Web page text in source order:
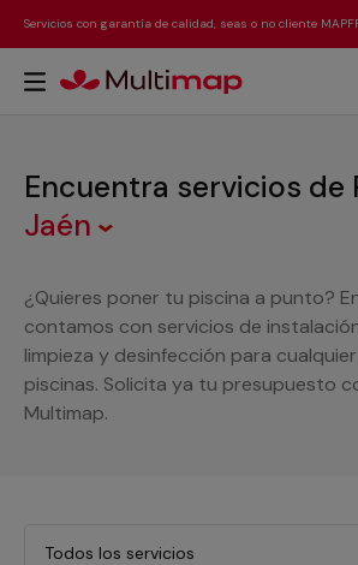
Servicios con garantía de calidad, seas o no cliente
Encuentra servicios de
Jaén
¿Quieres poner tu piscina a punto?
contamos con servicios de
limpieza y desinfección para
piscinas. Solicita ya tu presupuesto
Multimap.
Todos los servicios